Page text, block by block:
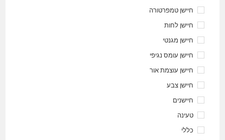
חיישן טמפרטורה
חיישן לחות
חיישן מגנטי
חיישן עומס נגיפי
חיישן עוצמת אור
חיישן צבע
חיישנים
טעינה
כללי